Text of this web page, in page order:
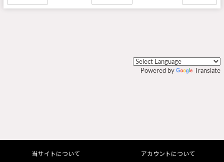
Powered by Translate
当サイトについて アカウントについて